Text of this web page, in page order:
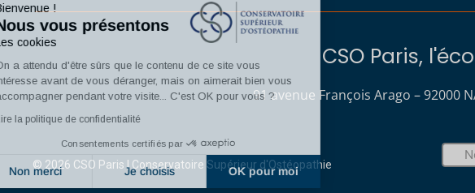
Bienvenue !
Nous vous présentons
Les cookies
On a attendu d'être sûrs que le contenu de ce site vous
intéresse avant de vous déranger, mais on aimerait bien vous
accompagner pendant votre visite... C'est OK pour vous ?
Lire la politique de confidentialité
Consentements certifiés par
Non merci Je choisis OK pour moi
CSO Paris,
91 avenue François Arago – 92000
© 2026 CSO Paris | Conservatoire Supérieur d'Ostéopathie